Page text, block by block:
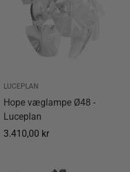
LUCEPLAN
Hope væglampe Ø48 -
Luceplan
Normal
3.410,00 kr